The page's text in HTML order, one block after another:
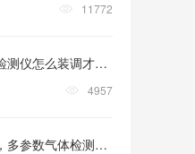
11772
仓库二氧化碳检测仪怎么装调才稳妥？
4957
发现臭氧泄露，多参数气体检测仪怎样助力安全撤离？